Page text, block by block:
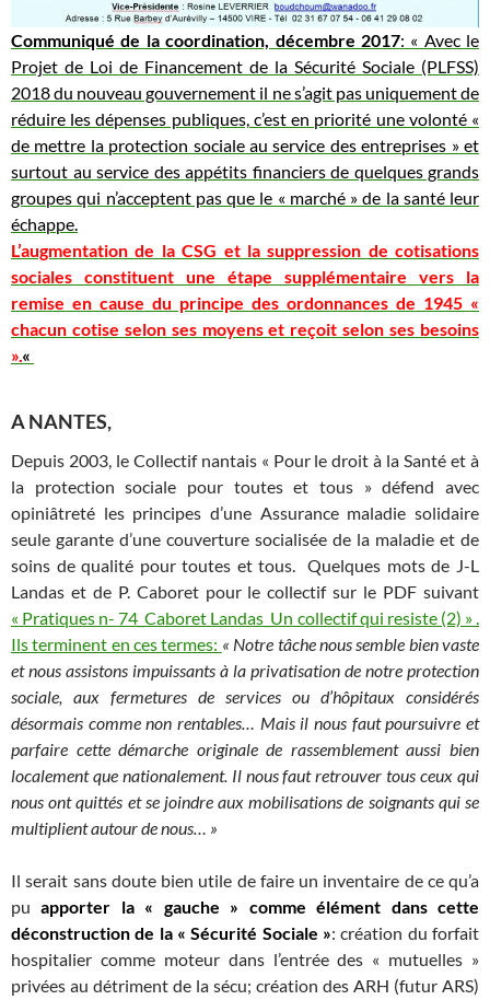
Communiqué de la coordination, décembre 2017: « Avec le
Projet de Loi de Financement de la Sécurité Sociale (PLFSS)
2018 du nouveau gouvernement il ne s’agit pas uniquement de
réduire les dépenses publiques, c’est en priorité une volonté «
de mettre la protection sociale au service des entreprises » et
surtout au service des appétits financiers de quelques grands
groupes qui n’acceptent pas que le « marché » de la santé leur
échappe.
L’augmentation de la CSG et la suppression de cotisations
sociales constituent une étape supplémentaire vers la
remise en cause du principe des ordonnances de 1945 «
chacun cotise selon ses moyens et reçoit selon ses besoins
».«
A NANTES,
Depuis 2003, le Collectif nantais « Pour le droit à la Santé et à
la protection sociale pour toutes et tous » défend avec
opiniâtreté les principes d’une Assurance maladie solidaire
seule garante d’une couverture socialisée de la maladie et de
soins de qualité pour toutes et tous. Quelques mots de J-L
Landas et de P. Caboret pour le collectif sur le PDF suivant
« Pratiques n- 74_Caboret Landas_Un collectif qui resiste (2) » .
Ils terminent en ces termes: « Notre tâche nous semble bien vaste
et nous assistons impuissants à la privatisation de notre protection
sociale, aux fermetures de services ou d’hôpitaux considérés
désormais comme non rentables… Mais il nous faut poursuivre et
parfaire cette démarche originale de rassemblement aussi bien
localement que nationalement. Il nous faut retrouver tous ceux qui
nous ont quittés et se joindre aux mobilisations de soignants qui se
multiplient autour de nous… »
Il serait sans doute bien utile de faire un inventaire de ce qu’a
puapporter la « gauche » comme élément dans cette
déconstruction de la « Sécurité Sociale »: création du forfait
hospitalier comme moteur dans l’entrée des « mutuelles »
privées au détriment de la sécu; création des ARH (futur ARS)